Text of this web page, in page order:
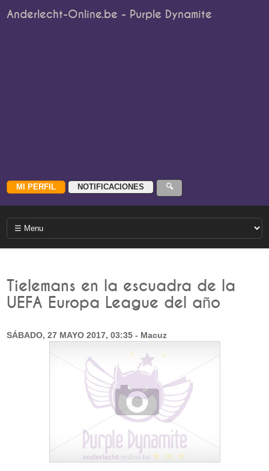
Anderlecht-Online.be - Purple Dynamite
Tielemans en la escuadra de la
UEFA Europa League del año
SÁBADO, 27 MAYO 2017, 03:35 - Macuz